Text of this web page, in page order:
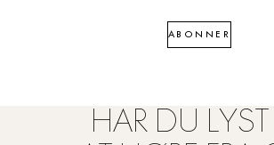
ABONNER
HAR DU LYST